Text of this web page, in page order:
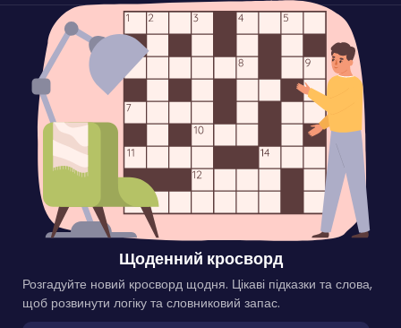
Щоденний кросворд
Розгадуйте новий кросворд щодня. Цікаві підказки та слова,
щоб розвинути логіку та словниковий запас.